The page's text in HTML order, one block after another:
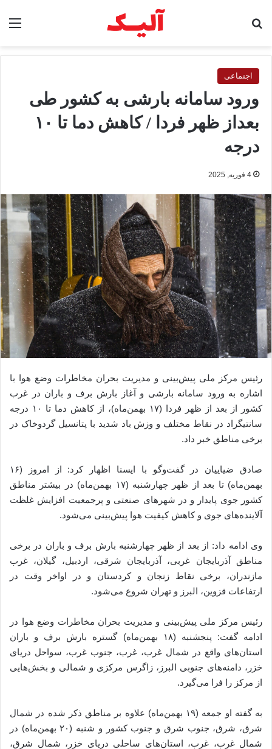
اجتماعی
ورود سامانه بارشی به کشور طی
بعداز ظهر فردا / کاهش دما تا ۱۰
درجه
4 فوریه, 2025
رئیس مرکز ملی پیش‌بینی و مدیریت بحران مخاطرات وضع هوا با
اشاره به ورود سامانه بارشی و آغاز بارش برف و باران در غرب
کشور از بعد از ظهر فردا (۱۷ بهمن‌ماه)، از کاهش دما تا ۱۰ درجه
سانتیگراد در نقاط مختلف و وزش باد شدید با پتانسیل گردوخاک در
برخی مناطق خبر داد.
صادق ضیاییان در گفت‌وگو با ایسنا اظهار کرد: از امروز (۱۶
بهمن‌ماه) تا بعد از ظهر چهارشنبه (۱۷ بهمن‌ماه) در بیشتر مناطق
کشور جوی پایدار و در شهرهای صنعتی و پرجمعیت افزایش غلظت
آلاینده‌های جوی و کاهش کیفیت هوا پیش‌بینی می‌شود.
وی ادامه داد: از بعد از ظهر چهارشنبه بارش برف و باران در برخی
مناطق آذربایجان غربی، آذربایجان شرقی، اردبیل، گیلان، غرب
مازندران، برخی نقاط زنجان و کردستان و در اواخر وقت در
ارتفاعات قزوین، البرز و تهران شروع می‌شود.
رئیس مرکز ملی پیش‌بینی و مدیریت بحران مخاطرات وضع هوا در
ادامه گفت: پنجشنبه (۱۸ بهمن‌ماه) گستره بارش برف و باران
استان‌های واقع در شمال غرب، غرب، جنوب غرب، سواحل دریای
خزر، دامنه‌های جنوبی البرز، زاگرس مرکزی و شمالی و بخش‌هایی
از مرکز را فرا می‌گیرد.
به گفته او جمعه (۱۹ بهمن‌ماه) علاوه بر مناطق ذکر شده در شمال
شرق، شرق، جنوب شرق و جنوب کشور و شنبه (۲۰ بهمن‌ماه) در
شمال غرب، غرب‌، استان‌های ساحلی دریای خزر، شمال شرق،